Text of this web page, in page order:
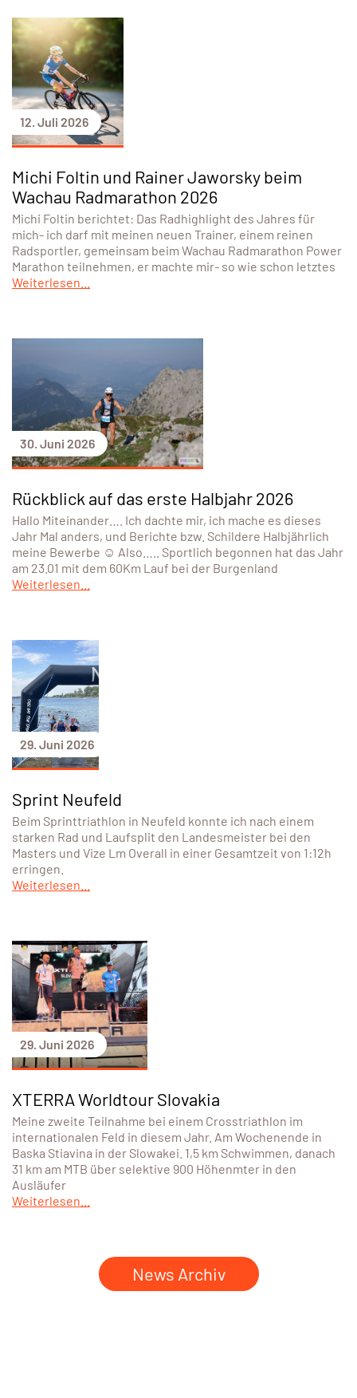
12. Juli 2026
Michi Foltin und Rainer Jaworsky beim
Wachau Radmarathon 2026
Michi Foltin berichtet: Das Radhighlight des Jahres für
mich- ich darf mit meinen neuen Trainer, einem reinen
Radsportler, gemeinsam beim Wachau Radmarathon Power
Marathon teilnehmen, er machte mir- so wie schon letztes
Weiterlesen...
30. Juni 2026
Rückblick auf das erste Halbjahr 2026
Hallo Miteinander…. Ich dachte mir, ich mache es dieses
Jahr Mal anders, und Berichte bzw. Schildere Halbjährlich
meine Bewerbe ☺️ Also….. Sportlich begonnen hat das Jahr
am 23.01 mit dem 60Km Lauf bei der Burgenland
Weiterlesen...
29. Juni 2026
Sprint Neufeld
Beim Sprinttriathlon in Neufeld konnte ich nach einem
starken Rad und Laufsplit den Landesmeister bei den
Masters und Vize Lm Overall in einer Gesamtzeit von 1:12h
erringen.
Weiterlesen...
29. Juni 2026
XTERRA Worldtour Slovakia
Meine zweite Teilnahme bei einem Crosstriathlon im
internationalen Feld in diesem Jahr. Am Wochenende in
Baska Stiavina in der Slowakei. 1,5 km Schwimmen, danach
31 km am MTB über selektive 900 Höhenmter in den
Ausläufer
Weiterlesen...
News Archiv